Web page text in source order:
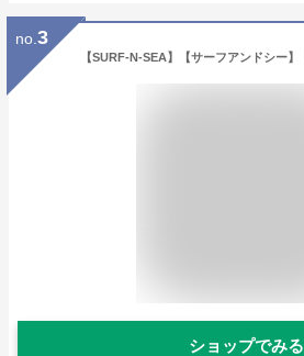
no. 3
ショップでみる